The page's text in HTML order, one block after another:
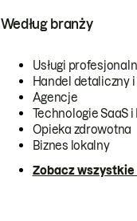
Według branży
Usługi
Handel detaliczny
Agencje
Technologie SaaS i
Opieka zdrowotna
Biznes lokalny
Zobacz wszystkie